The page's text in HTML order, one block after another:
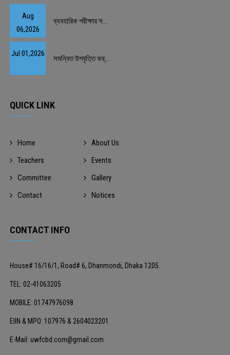
Aug
06,2026
ব্যবহারিক পরীক্ষার স...
Jul 01,2026
সমন্বিত উপবৃত্তি কর্...
QUICK LINK
Home
About Us
Teachers
Events
Committee
Gallery
Contact
Notices
CONTACT INFO
House# 16/16/1, Road# 6, Dhanmondi, Dhaka 1205.
TEL: 02-41063205
MOBILE: 01747976098
EIIN & MPO: 107976 & 2604023201
E-Mail: uwfcbd.com@gmail.com